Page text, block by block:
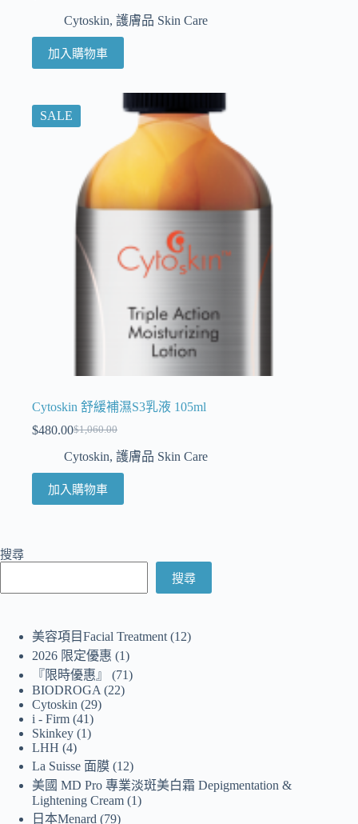
Cytoskin, 護膚品 Skin Care
加入購物車
SALE
Cytoskin 舒緩補濕S3乳液 105ml
$1,060.00
$480.00
Cytoskin, 護膚品 Skin Care
加入購物車
搜尋
搜尋
美容項目Facial Treatment 12
2026 限定優惠
1
『限時優惠』
71
BIODROGA
22
Cytoskin
29
i - Firm 41
Skinkey 1
LHH 4
La Suisse 面膜 12
美國 MD Pro 專業淡斑美白霜 Depigmentation &
Lightening Cream 1
日本Menard
79